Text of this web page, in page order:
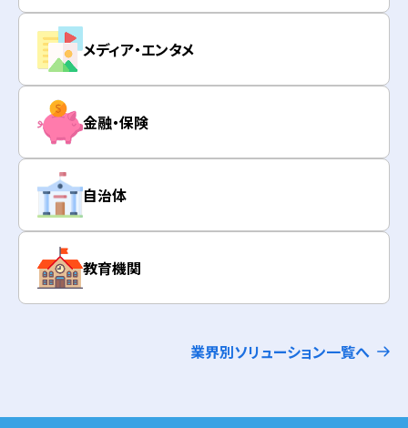
メディア・エンタメ
金融・保険
自治体
教育機関
業界別ソリューション一覧へ